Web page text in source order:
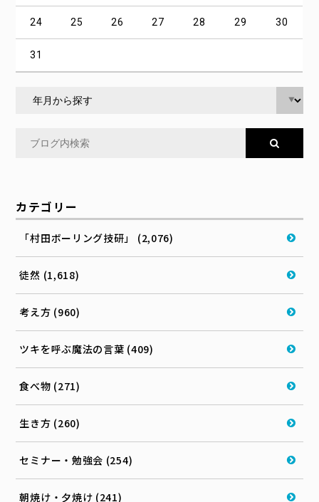
24 25 26 27 28 29 30
31
カテゴリー
「村田ボーリング技研」 (2,076)
徒然 (1,618)
考え方 (960)
ツキを呼ぶ魔法の言葉 (409)
食べ物 (271)
生き方 (260)
セミナー・勉強会 (254)
朝焼け・夕焼け (241)